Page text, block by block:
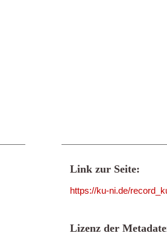
Link zur Seite:
https://ku-ni.de/
Lizenz der